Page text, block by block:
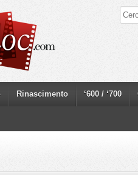
Rinascimento ‘600 / ‘700